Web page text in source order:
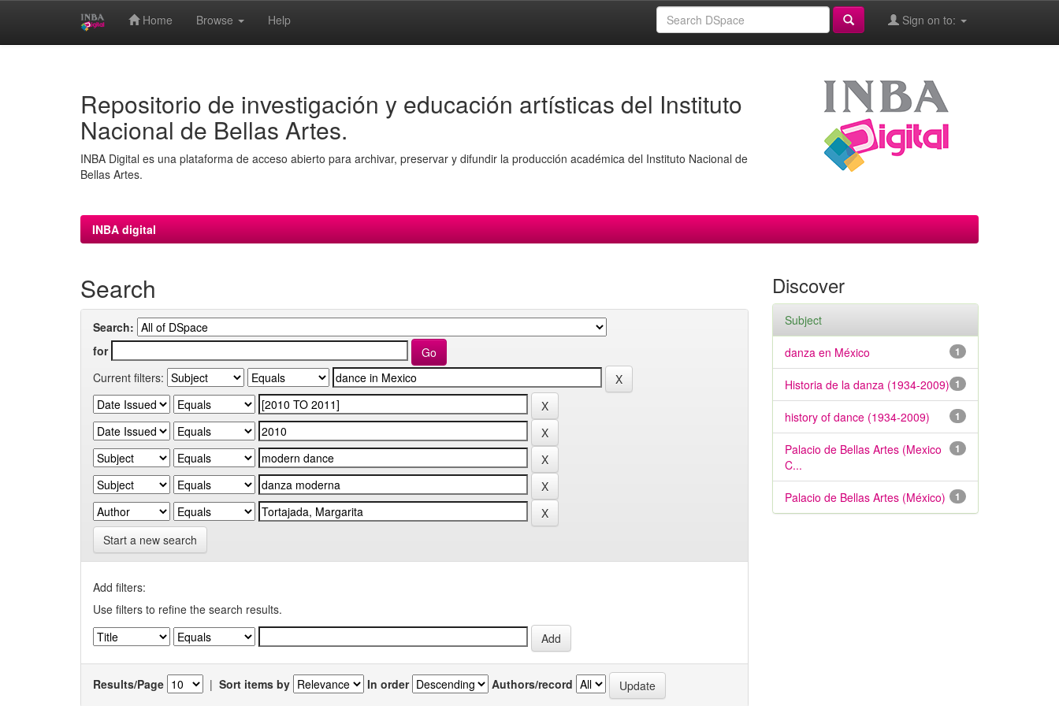
Home Browse Help Sign on to:
Repositorio de investigación y educación artísticas del Instituto
Nacional de Bellas Artes.
INBA Digital es una plataforma de acceso abierto para archivar, preservar y difundir la producción académica del Instituto Nacional de
Bellas Artes.
INBA digital
Search
Search:
for
Current filters:
Start a new search
Add filters:
Use filters to refine the search results.
Results/Page | Sort items by In order Authors/record
Discover
Subject
1
danza en México
1
Historia de la danza (1934-2009)
1
history of dance (1934-2009)
1
Palacio de Bellas Artes (Mexico
C...
1
Palacio de Bellas Artes (México)